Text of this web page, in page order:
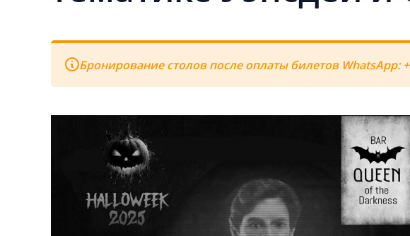
Бронирование столов после оплаты билетов WhatsApp: